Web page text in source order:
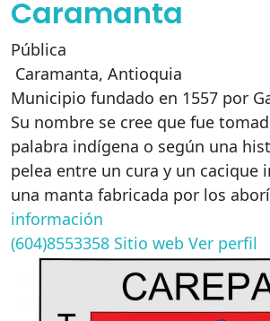
Caramanta
Pública
Caramanta, Antioquia
Municipio fundado en 1557 por
Su nombre se cree que fue
palabra indígena o según una
pelea entre un cura y un cacique
una manta fabricada por los
información
(604)8553358 Sitio web Ver perfil